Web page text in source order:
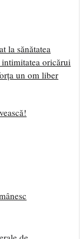
la sănătatea
oricărui
un om liber